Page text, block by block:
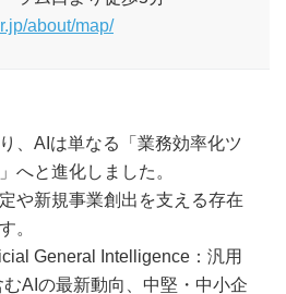
about/map/
、AIは単なる「業務効率化ツ
へと進化しました。
や新規事業創出を支える存在
。
General Intelligence：汎用
AIの最新動向、中堅・中小企